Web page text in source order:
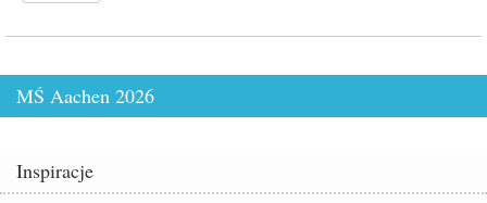
MŚ Aachen 2026
Inspiracje